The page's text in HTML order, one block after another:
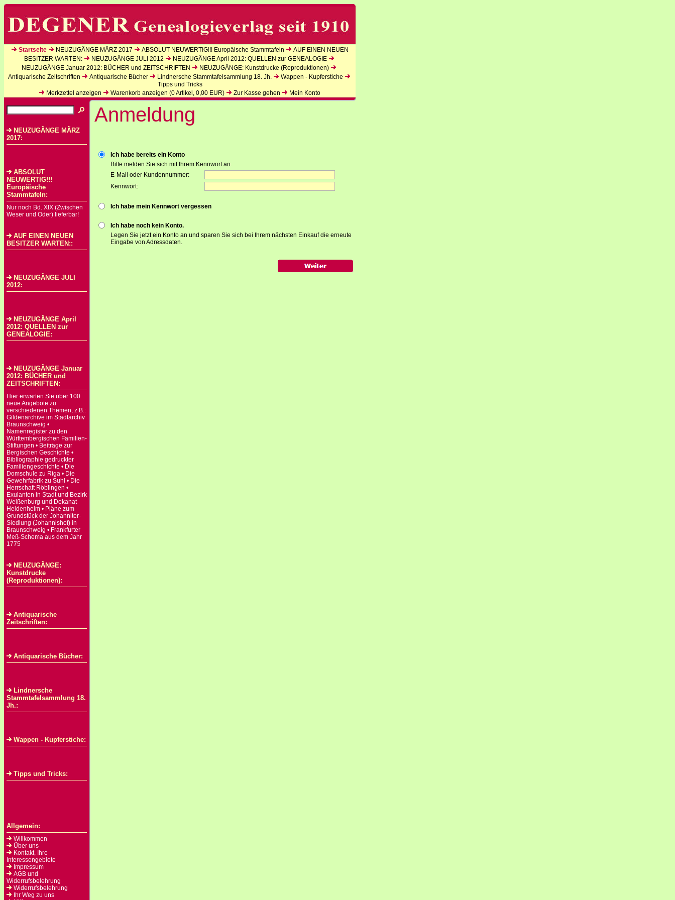
Startseite NEUZUGÄNGE MÄRZ 2017 ABSOLUT NEUWERTIG!!! Europäische Stammtafeln
AUF EINEN NEUEN
BESITZER WARTEN:
NEUZUGÄNGE JULI 2012
NEUZUGÄNGE April 2012: QUELLEN zur GENEALOGIE
NEUZUGÄNGE Januar 2012: BÜCHER und ZEITSCHRIFTEN
NEUZUGÄNGE: Kunstdrucke (Reproduktionen)
Antiquarische Zeitschriften
Antiquarische Bücher Lindnersche Stammtafelsammlung 18. Jh.
Wappen - Kupferstiche
Tipps und Tricks
Merkzettel anzeigen
Warenkorb anzeigen (0Artikel, 0,00 EUR) Zur Kasse gehen Mein Konto
NEUZUGÄNGE MÄRZ
2017:
ABSOLUT
NEUWERTIG!!!
Europäische
Stammtafeln:
Nur noch Bd. XIX (Zwischen
Weser und Oder) lieferbar!
AUF EINEN NEUEN
BESITZER WARTEN::
NEUZUGÄNGE JULI
2012:
NEUZUGÄNGE April
2012: QUELLEN zur
GENEALOGIE:
NEUZUGÄNGE Januar
2012: BÜCHER und
ZEITSCHRIFTEN:
Hier erwarten Sie über 100
neue Angebote zu
verschiedenen Themen, z.B.:
Gildenarchive im Stadtarchiv
Braunschweig •
Namenregister zu den
Württembergischen Familien-
Stiftungen • Beiträge zur
Bergischen Geschichte •
Bibliographie gedruckter
Familiengeschichte • Die
Domschule zu Riga • Die
Gewehrfabrik zu Suhl • Die
Herrschaft Röblingen •
Exulanten in Stadt und Bezirk
Weißenburg und Dekanat
Heidenheim • Pläne zum
Grundstück der Johanniter-
Siedlung (Johannishof) in
Braunschweig • Frankfurter
Meß-Schema aus dem Jahr
1775
NEUZUGÄNGE:
Kunstdrucke
(Reproduktionen):
Antiquarische
Zeitschriften:
Antiquarische Bücher:
Lindnersche
Stammtafelsammlung 18.
Jh.:
Wappen - Kupferstiche:
Tipps und Tricks:
Allgemein:
Willkommen
Über uns
Kontakt, Ihre
Interessengebiete
Impressum
AGB und
Widerrufsbelehrung
Widerrufsbelehrung
Ihr Weg zu uns
Anmeldung
Ich habe bereits ein Konto
Bitte melden Sie sich mit Ihrem Kennwort an.
E-Mail oder Kundennummer:
Kennwort:
Ich habe mein Kennwort vergessen
Ich habe noch kein Konto.
Legen Sie jetzt ein Konto an und sparen Sie sich bei Ihrem nächsten Einkauf die erneute
Eingabe von Adressdaten.